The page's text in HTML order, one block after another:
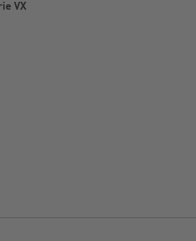
VX